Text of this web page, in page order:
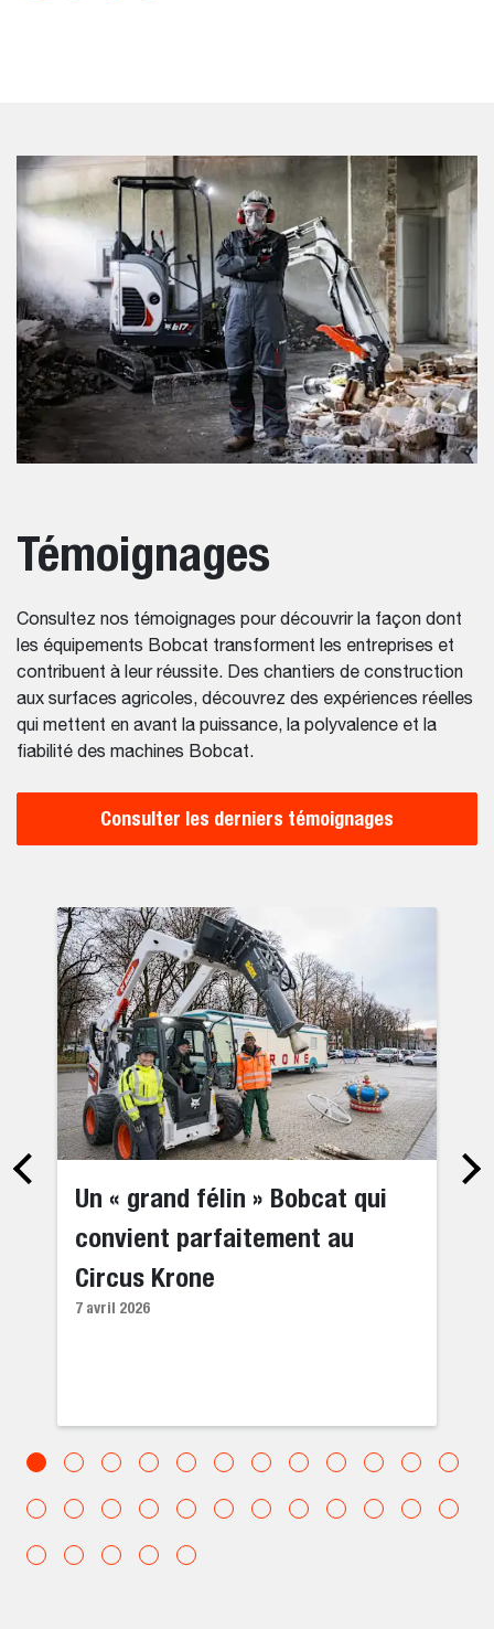
Témoignages
Consultez nos témoignages pour découvrir la façon dont
les équipements Bobcat transforment les entreprises et
contribuent à leur réussite. Des chantiers de construction
aux surfaces agricoles, découvrez des expériences réelles
qui mettent en avant la puissance, la polyvalence et la
fiabilité des machines Bobcat.
Consulter les derniers témoignages
Un « grand félin » Bobcat qui
convient parfaitement au
Circus Krone
7 avril 2026
en Espagne
brutales : les pompiers peuvent compter sur les